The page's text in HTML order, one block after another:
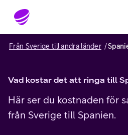
Gå till sidans innehåll
Från Sverige till andra länder
Vad kostar det att ringa till
Här ser du kostnaden för
från Sverige till Spanien.